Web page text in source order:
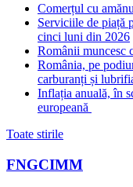
Comerțul cu
Serviciile de piață
cinci luni din 2026
Românii muncesc
România, pe
carburanți și
Inflația anuală, în
europeană
Toate stirile
FNGCIMM